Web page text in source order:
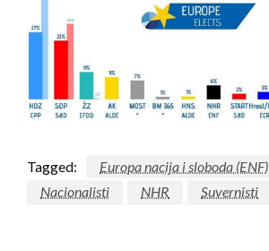
Tagged: Europa nacija i sloboda (ENF)
Nacionalisti
NHR Suvernisti